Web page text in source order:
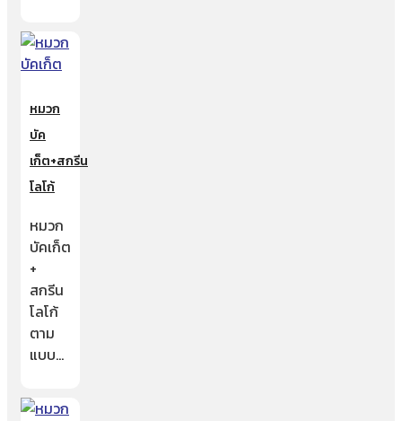
หมวก
บัค
เก็ต+สกรีน
โลโก้
หมวก
บัคเก็ต
+
สกรีน
โลโก้
ตาม
แบบ…